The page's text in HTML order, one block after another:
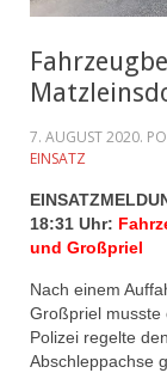
7. AUGUST 2020.
EINSATZ
18:31 Uhr:
und Großpriel
Nach einem
Großpriel musste
Polizei regelte
Abschleppachse